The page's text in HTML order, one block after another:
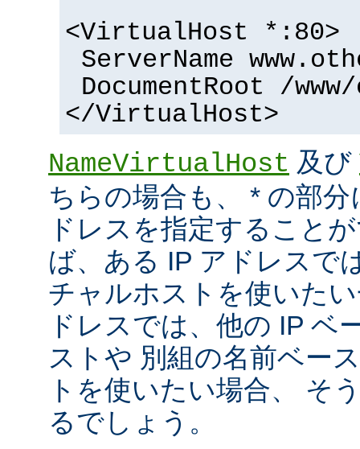
<VirtualHost *:80>
ServerName
DocumentRoot /
</VirtualHost>
NameVirtualHost 及び
ちらの場合も、 * の部
ドレスを指定すること
ば、ある IP アドレスで
チャルホストを使いた
ドレスでは、他の IP ベ
ストや 別組の名前ベー
トを使いたい場合、 そ
るでしょう。